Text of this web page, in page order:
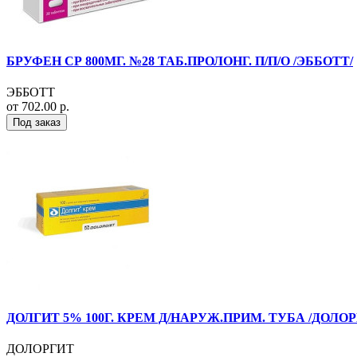
БРУФЕН СР 800МГ. №28 ТАБ.ПРОЛОНГ. П/П/О /ЭББОТТ/
ЭББОТТ
от 702.00 р.
Под заказ
ДОЛГИТ 5% 100Г. КРЕМ Д/НАРУЖ.ПРИМ. ТУБА /
ДОЛОРГИТ